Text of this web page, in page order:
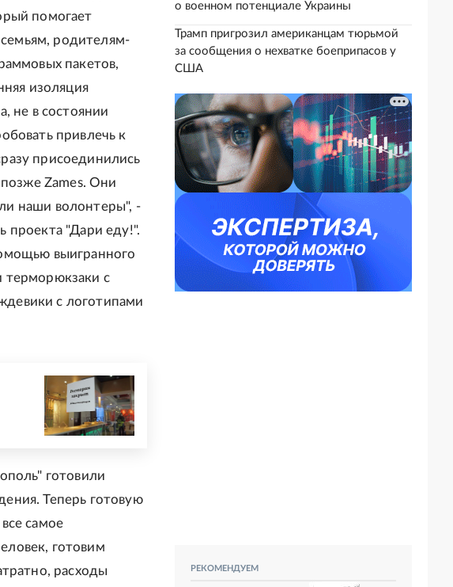
помогает
родителям-
пакетов,
изоляция
не в состоянии
привлечь к
присоединились
Zames. Они
наши волонтеры", -
проекта "Дари еду!".
выигранного
терморюкзаки с
с логотипами
готовили
Теперь готовую
самое
готовим
расходы
о военном потенциале Украины
Трамп пригрозил американцам тюрьмой
за сообщения о нехватке боеприпасов у
США
РЕКОМЕНДУЕМ